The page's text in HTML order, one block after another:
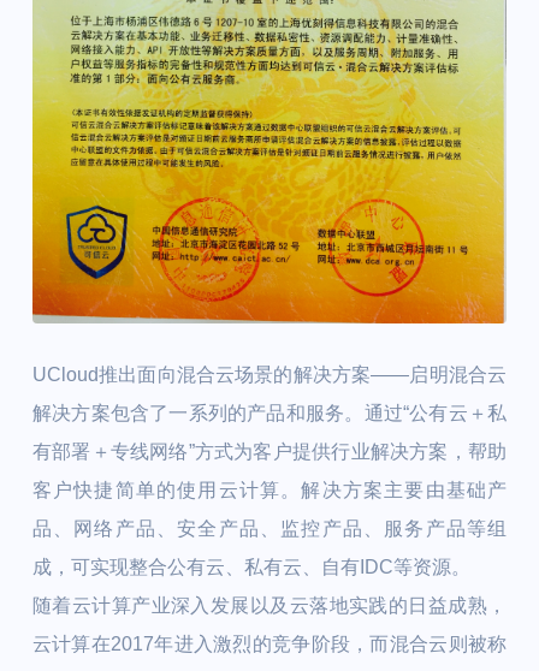
UCloud推出面向混合云场景的解决方案——启明混合云
解决方案包含了一系列的产品和服务。通过“公有云＋私
有部署＋专线网络”方式为客户提供行业解决方案，帮助
客户快捷简单的使用云计算。解决方案主要由基础产
品、网络产品、安全产品、监控产品、服务产品等组
成，可实现整合公有云、私有云、自有IDC等资源。
随着云计算产业深入发展以及云落地实践的日益成熟，
云计算在2017年进入激烈的竞争阶段，而混合云则被称